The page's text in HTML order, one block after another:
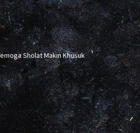
Sholat Makin Khusuk